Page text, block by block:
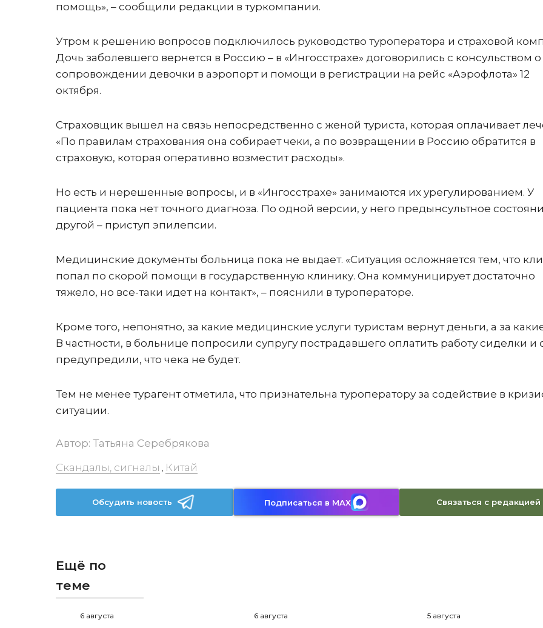
помощь», – сообщили редакции в туркомпании.
Утром к решению вопросов подключилось руководство туроператора и страховой
Дочь заболевшего вернется в Россию – в «Ингосстрахе» договорились с консульством о
сопровождении девочки в аэропорт и помощи в регистрации на рейс «Аэрофлота» 12
октября.
Страховщик вышел на связь непосредственно с женой туриста, которая оплачивает
«По правилам страхования она собирает чеки, а по возвращении в Россию обратится в
страховую, которая оперативно возместит расходы».
Но есть и нерешенные вопросы, и в «Ингосстрахе» занимаются их урегулированием. У
пациента пока нет точного диагноза. По одной версии, у него предынсультное
другой – приступ эпилепсии.
Медицинские документы больница пока не выдает. «Ситуация осложняется тем, что
попал по скорой помощи в государственную клинику. Она коммуницирует достаточно
тяжело, но все-таки идет на контакт», – пояснили в туроператоре.
Кроме того, непонятно, за какие медицинские услуги туристам вернут деньги, а за
В частности, в больнице попросили супругу пострадавшего оплатить работу сиделки и
предупредили, что чека не будет.
Тем не менее турагент отметила, что признательна туроператору за содействие в
ситуации.
Автор: Татьяна Серебрякова
Скандалы, сигналы , Китай
Обсудить новость Подписаться в MAX Связаться с редакцией
Ещё по
теме
6 августа 6 августа 5 августа